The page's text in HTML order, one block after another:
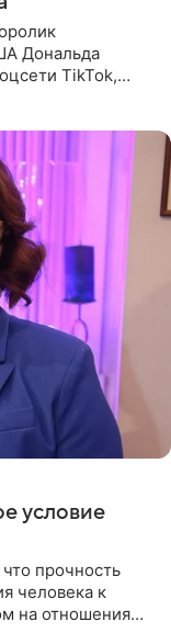
Дональда
TikTok,
условие
прочность
человека к
на отношения